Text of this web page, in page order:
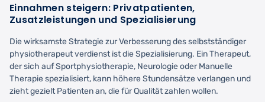
Einnahmen steigern: Privatpatienten,
Zusatzleistungen und Spezialisierung
Die wirksamste Strategie zur Verbesserung des selbstständiger
physiotherapeut verdienst ist die Spezialisierung. Ein Therapeut,
der sich auf Sportphysiotherapie, Neurologie oder Manuelle
Therapie spezialisiert, kann höhere Stundensätze verlangen und
zieht gezielt Patienten an, die für Qualität zahlen wollen.